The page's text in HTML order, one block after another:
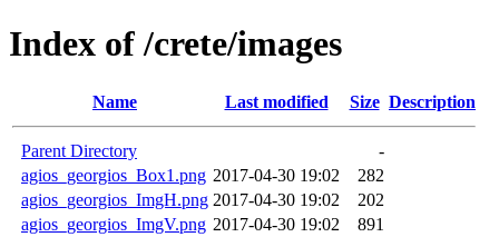
Index of /crete/images
Name Last modified Size Description
Parent Directory
-
agios_georgios_Box1.png 2017-04-30 19:02
282
agios_georgios_ImgH.png 2017-04-30 19:02
202
agios_georgios_ImgV.png 2017-04-30 19:02
891